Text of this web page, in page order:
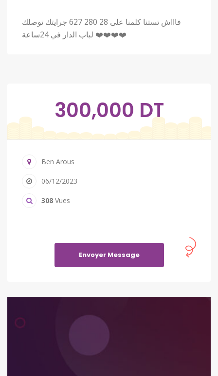
فاااش تستنا كلمنا على 28 280 627 جرايتك توصلك
لباب الدار في 24ساعة ❤️❤️❤️❤️
300,000 DT
Ben Arous
06/12/2023
308 Vues
Envoyer Message